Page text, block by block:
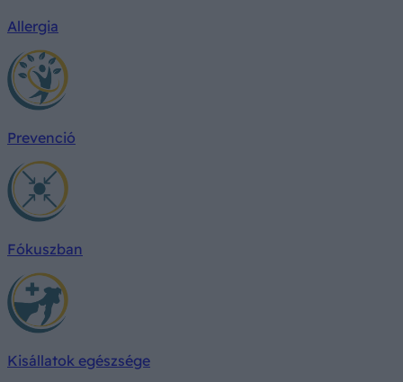
Allergia
Prevenció
Fókuszban
Kisállatok egészsége